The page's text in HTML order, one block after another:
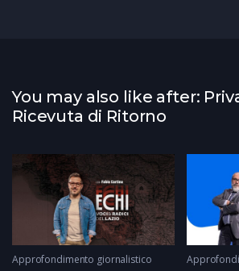
You may also like after:
Ricevuta di Ritorno
Approfondimento giornalistico